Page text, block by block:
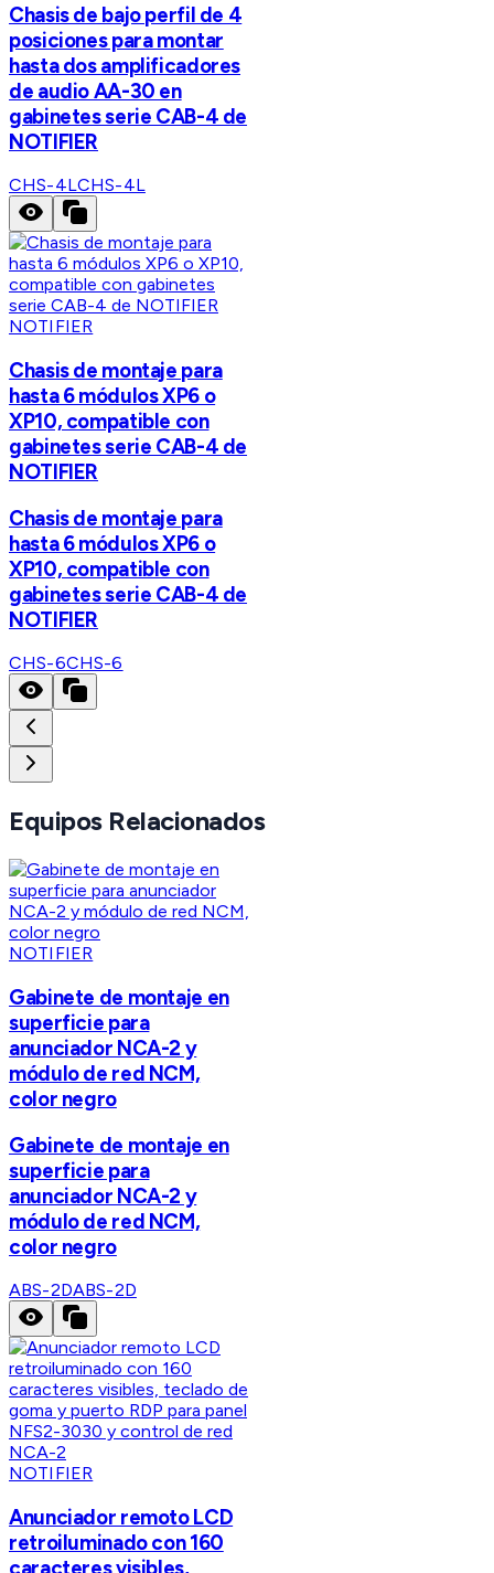
Chasis de bajo perfil de 4
posiciones para montar
hasta dos amplificadores
de audio AA-30 en
gabinetes serie CAB-4 de
NOTIFIER
CHS-4LCHS-4L
NOTIFIER
Chasis de montaje para
hasta 6 módulos XP6 o
XP10, compatible con
gabinetes serie CAB-4 de
NOTIFIER
Chasis de montaje para
hasta 6 módulos XP6 o
XP10, compatible con
gabinetes serie CAB-4 de
NOTIFIER
CHS-6CHS-6
Equipos Relacionados
NOTIFIER
Gabinete de montaje en
superficie para
anunciador NCA-2 y
módulo de red NCM,
color negro
Gabinete de montaje en
superficie para
anunciador NCA-2 y
módulo de red NCM,
color negro
ABS-2DABS-2D
NOTIFIER
Anunciador remoto LCD
retroiluminado con 160